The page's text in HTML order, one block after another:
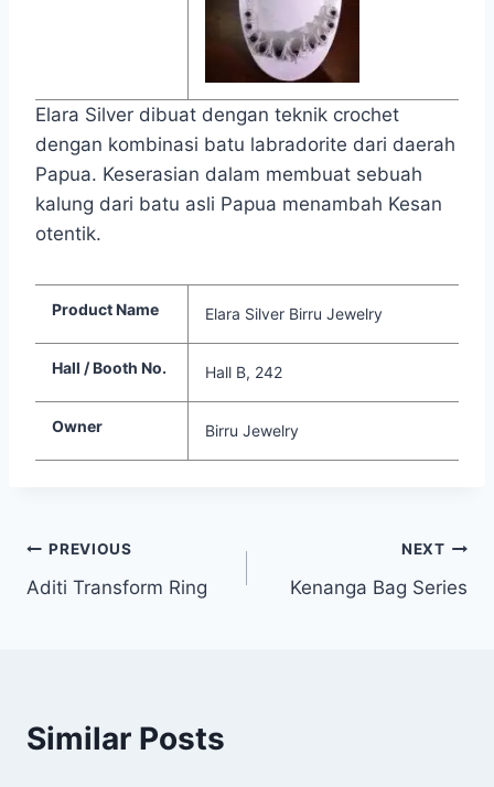
Elara Silver dibuat dengan teknik crochet
dengan kombinasi batu labradorite dari daerah
Papua. Keserasian dalam membuat sebuah
kalung dari batu asli Papua menambah Kesan
otentik.
Product Name Elara Silver Birru Jewelry
Hall / Booth No. Hall B, 242
Owner Birru Jewelry
PREVIOUS
Aditi Transform Ring
NEXT
Kenanga Bag Series
Similar Posts